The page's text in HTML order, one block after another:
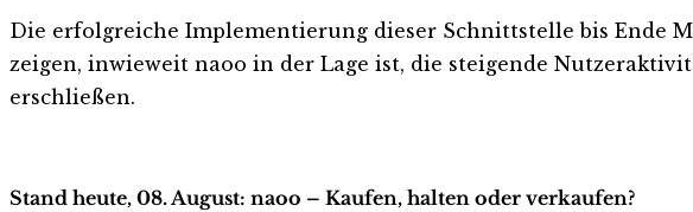
Die erfolgreiche Implementierung dieser Schnittstelle bis Ende
zeigen, inwieweit naoo in der Lage ist, die steigende
erschließen.
Stand heute, 08. August: naoo – Kaufen, halten oder verkaufen?